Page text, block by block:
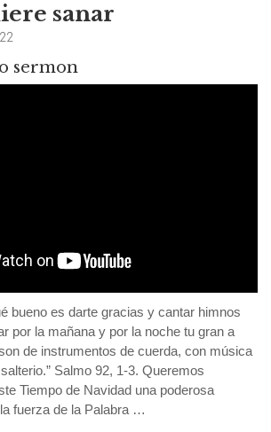
sanar
sermon
bueno es darte gracias y cantar himnos
por la mañana y por la noche tu gran a
de instrumentos de cuerda, con música
Salmo 92, 1-3. Queremos
Tiempo de Navidad una poderosa
fuerza de la Palabra …